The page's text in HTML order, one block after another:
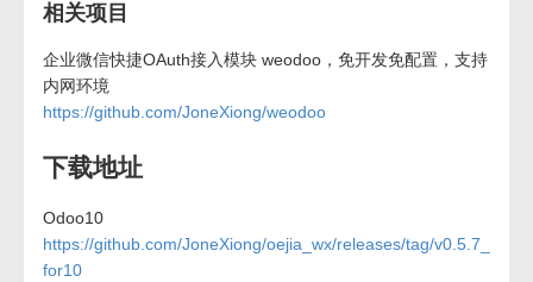
相关项目
企业微信快捷OAuth接入模块 weodoo，免开发免配置，支持
内网环境
https://github.com/JoneXiong/weodoo
下载地址
Odoo10
https://github.com/JoneXiong/oejia_wx/releases/tag/v0.5.7_
for10